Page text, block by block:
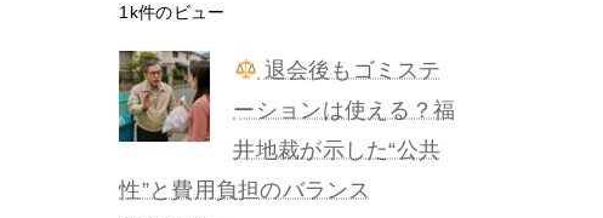
1k件のビュー
退会後もゴミステ
ーションは使える？福
井地裁が示した“公共
性”と費用負担のバランス